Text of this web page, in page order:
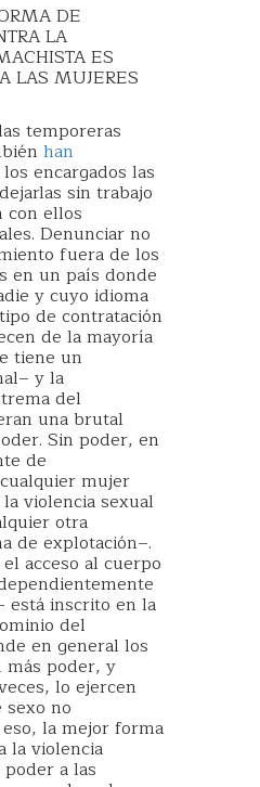
DE
LA
ES
LAS MUJERES
temporeras
han
encargados las
sin trabajo
con ellos
Denunciar no
fuera de los
en un país donde
y cuyo idioma
de contratación
de la mayoría
tiene un
y la
del
una brutal
Sin poder, en
de
mujer
violencia sexual
otra
de explotación–.
acceso al cuerpo
está inscrito en la
del
en general los
poder, y
lo ejercen
no
la mejor forma
la violencia
a las